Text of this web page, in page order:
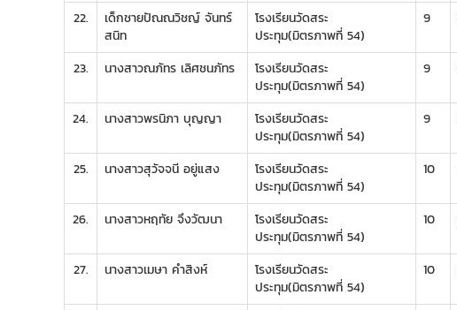
22.
เด็กชายปัณณวิชญ์ จันทร์
สนิท
โรงเรียนวัดสระ
ประทุม(มิตรภาพที่ 54)
9
23.
นางสาวณภัทร เลิศชนภัทร
โรงเรียนวัดสระ
ประทุม(มิตรภาพที่ 54)
9
24.
นางสาวพรนิภา บุญญา
โรงเรียนวัดสระ
ประทุม(มิตรภาพที่ 54)
9
25.
นางสาวสุวัจจนี อยู่แสง
โรงเรียนวัดสระ
ประทุม(มิตรภาพที่ 54)
10
26.
นางสาวหฤทัย จึงวัฒนา
โรงเรียนวัดสระ
ประทุม(มิตรภาพที่ 54)
10
27.
นางสาวเมษา คำสิงห์
โรงเรียนวัดสระ
ประทุม(มิตรภาพที่ 54)
10